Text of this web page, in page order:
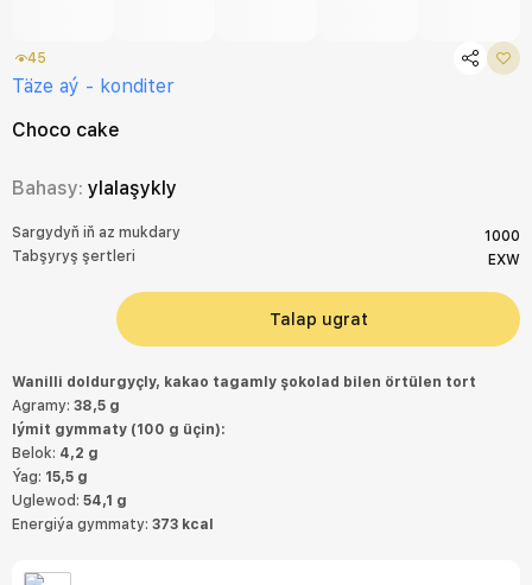
Täze aý - konditer
45
Choco cake
Bahasy: ylalaşykly
Sargydyň iň az mukdary
1000
Tabşyryş şertleri
EXW
Talap ugrat
Wanilli doldurgyçly, kakao tagamly şokolad bilen örtülen tort
Agramy: 38,5 g
Iýmit gymmaty (100 g üçin):
Belok: 4,2 g
Ýag: 15,5 g
Uglewod: 54,1 g
Energiýa gymmaty: 373 kcal